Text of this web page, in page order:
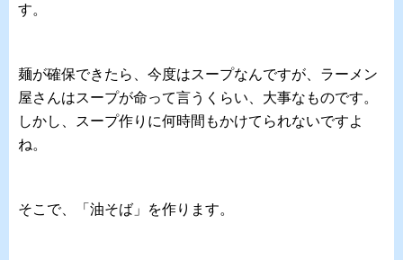
す。
麺が確保できたら、今度はスープなんですが、ラーメン
屋さんはスープが命って言うくらい、大事なものです。
しかし、スープ作りに何時間もかけてられないですよ
ね。
そこで、「油そば」を作ります。